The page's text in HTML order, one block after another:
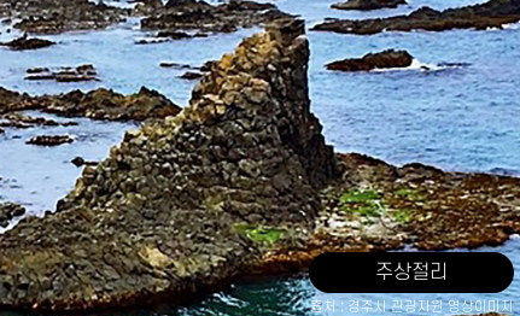
주상절리
출처 : 경주시 관광자원 영상이미지